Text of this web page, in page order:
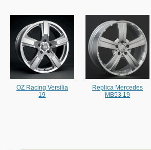
OZ Racing Versilia
19
Replica Mercedes
MB53 19